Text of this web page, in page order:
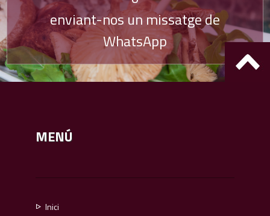
enviant-nos un missatge de
WhatsApp
MENÚ
Inici